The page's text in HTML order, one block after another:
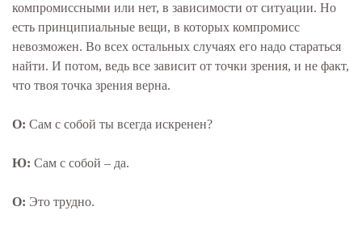
компромиссными или нет, в зависимости от ситуации. Но
есть принципиальные вещи, в которых компромисс
невозможен. Во всех остальных случаях его надо стараться
найти. И потом, ведь все зависит от точки зрения, и не факт,
что твоя точка зрения верна.
О: Сам с собой ты всегда искренен?
Ю: Сам с собой – да.
О: Это трудно.